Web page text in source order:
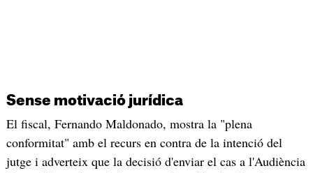
Sense motivació jurídica
El fiscal, Fernando Maldonado, mostra la "plena
conformitat" amb el recurs en contra de la intenció del
jutge i adverteix que la decisió d'enviar el cas a l'Audiència